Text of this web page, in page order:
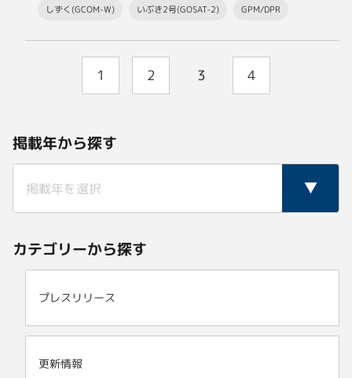
しずく(GCOM-W) いぶき2号(GOSAT-2) GPM/DPR
1 2 3 4
掲載年から探す
カテゴリーから探す
プレスリリース
更新情報